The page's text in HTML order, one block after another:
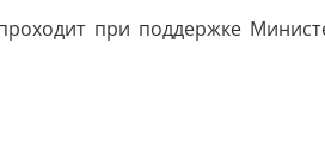
при поддержке